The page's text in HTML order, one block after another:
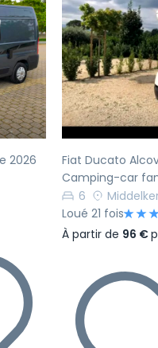
Suivant
2026
Précédent
Fiat Ducato
Camping-car
6
Loué 21 fois
À partir de 96 €